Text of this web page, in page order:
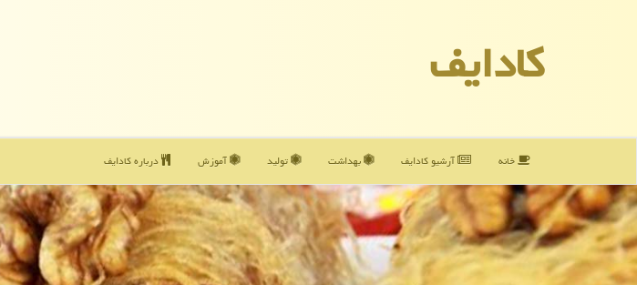
كادایف
خانه آرشیو كادایف بهداشت تولید آموزش درباره كادایف